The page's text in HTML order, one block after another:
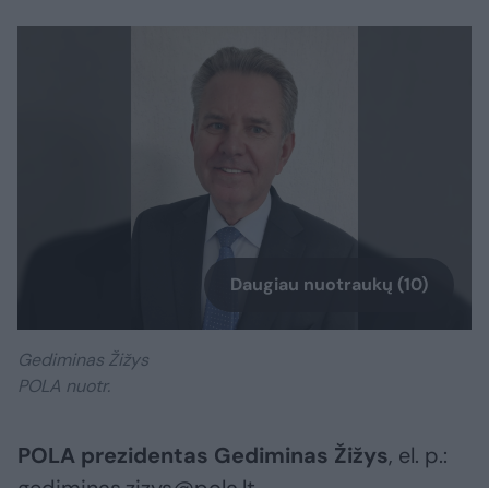
Daugiau nuotraukų (10)
Gediminas Žižys
POLA nuotr.
POLA prezidentas Gediminas Žižys, el. p.: